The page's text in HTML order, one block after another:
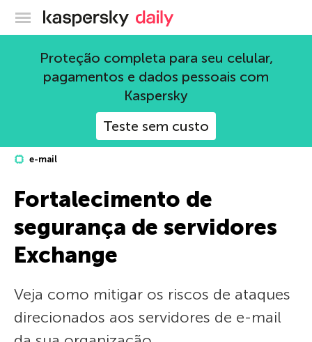
Blog oficial da Kaspersky
Proteção completa para seu celular,
pagamentos e dados pessoais com
Kaspersky
Teste sem custo
e-mail
Fortalecimento de
segurança de servidores
Exchange
Veja como mitigar os riscos de ataques
direcionados aos servidores de e-mail